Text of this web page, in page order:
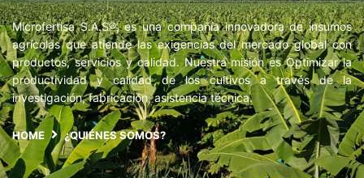
+57 310 2266290
servicioalcliente@microfertisa.com.co
Microfertisa S.A.S®, es una compañía innovadora de insumos
agrícolas que atiende las exigencias del mercado global con
productos, servicios y calidad. Nuestra misión es Optimizar la
productividad y calidad de los cultivos a través de la
investigación, fabricación, asistencia técnica.
HOME ¿QUIÉNES SOMOS?